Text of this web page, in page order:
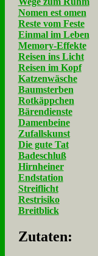
Nomen est omen
Reste vom Feste
Einmal im Leben
Memory-Effekte
Reisen ins Licht
Reisen im Kopf
Katzenwäsche
Baumsterben
Rotkäppchen
Bärendienste
Damenbeine
Zufallskunst
Die gute Tat
Badeschluß
Hirnheiner
Endstation
Streiflicht
Restrisiko
Breitblick
Zu­ta­ten: